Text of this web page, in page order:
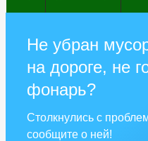
Не убран
на дороге, не
фонарь?
Столкнулись с
сообщите о ней!